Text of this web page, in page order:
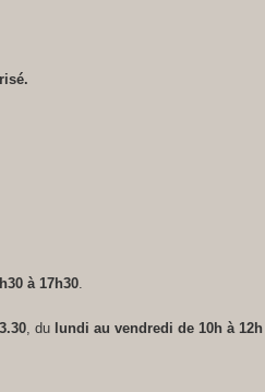
à 17h30.
, du lundi au vendredi de 10h à